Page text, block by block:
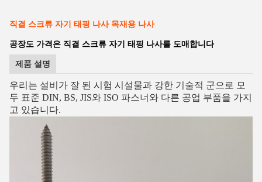
직결 스크류 자기 태핑 나사 목재용 나사
공장도 가격은 직결 스크류 자기 태핑 나사를 도매합니다
제품 설명
우리는 설비가 잘 된 시험 시설물과 강한 기술적 군으로 모
두 표준 DIN, BS, JIS와 ISO 파스너와 다른 공업 부품을 가지
고 있습니다.